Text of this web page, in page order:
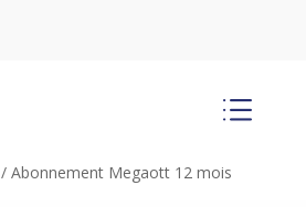
d
/ Abonnement Megaott 12 mois